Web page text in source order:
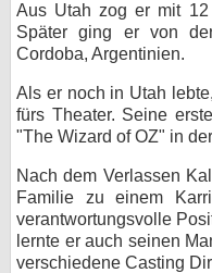
Aus Utah zog er mit
Später ging er von
Cordoba, Argentinien.
Als er noch in Utah
fürs Theater. Seine
"The Wizard of OZ" in
Nach dem Verlassen
Familie zu einem
verantwortungsvolle
lernte er auch seinen
verschiedene Casting